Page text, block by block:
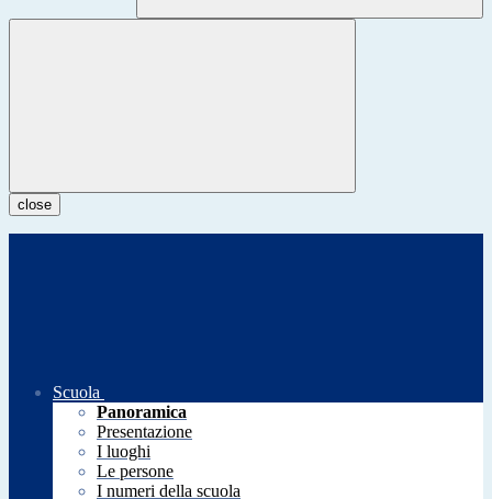
close
Scuola
Panoramica
Presentazione
I luoghi
Le persone
I numeri della scuola